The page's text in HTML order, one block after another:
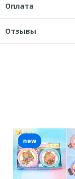
Оплата
Отзывы
new